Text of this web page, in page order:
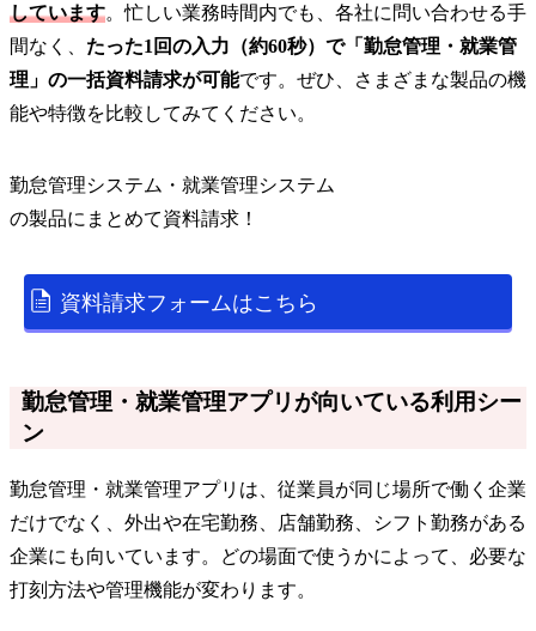
しています。忙しい業務時間内でも、各社に問い合わせる手
間なく、 たった1回の入力（約60秒）で「勤怠管理・就業管
理」の一括資料請求が可能です。ぜひ、さまざまな製品の機
能や特徴を比較してみてください。
勤怠管理システム・就業管理システム
の製品にまとめて資料請求！
資料請求フォームはこちら
勤怠管理・就業管理アプリが向いている利用シー
ン
勤怠管理・就業管理アプリは、従業員が同じ場所で働く企業
だけでなく、外出や在宅勤務、店舗勤務、シフト勤務がある
企業にも向いています。どの場面で使うかによって、必要な
打刻方法や管理機能が変わります。